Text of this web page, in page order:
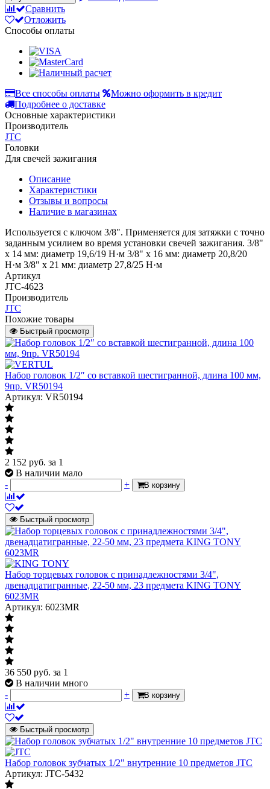
Сравнить
Отложить
Способы оплаты
Все способы оплаты
Можно оформить в кредит
Подробнее о доставке
Основные характеристики
Производитель
JTC
Головки
Для свечей зажигания
Описание
Характеристики
Отзывы и вопросы
Наличие в магазинах
Используется с ключом 3/8". Применяется для затяжки с точно
заданным усилием во время установки свечей зажигания. 3/8"
х 14 мм: диаметр 19,6/19 Н·м 3/8" х 16 мм: диаметр 20,8/20
Н·м 3/8" х 21 мм: диаметр 27,8/25 Н·м
Артикул
JTC-4623
Производитель
JTC
Похожие товары
Быстрый просмотр
Набор головок 1/2″ со вставкой шестигранной, длина 100 мм,
9пр. VR50194
Артикул: VR50194
2 152 руб. за 1
В наличии мало
-
+ В корзину
Быстрый просмотр
Набор торцевых головок с принадлежностями 3/4",
двенадцатигранные, 22-50 мм, 23 предмета KING TONY
6023MR
Артикул: 6023MR
36 550 руб. за 1
В наличии много
-
+ В корзину
Быстрый просмотр
Набор головок зубчатых 1/2" внутренние 10 предметов JTC
Артикул: JTC-5432